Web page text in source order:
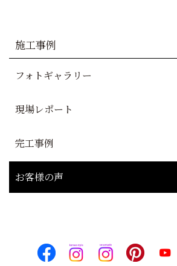
施工事例
フォトギャラリー
現場レポート
完工事例
お客様の声